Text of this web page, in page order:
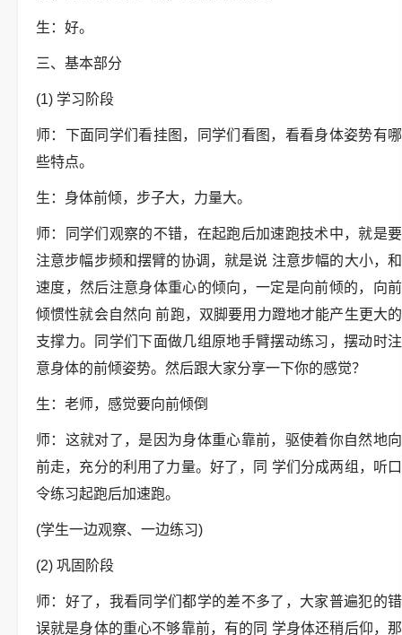
生：好。
三、基本部分
(1) 学习阶段
师：下面同学们看挂图，同学们看图，看看身体姿势有哪
些特点。
生：身体前倾，步子大，力量大。
师：同学们观察的不错，在起跑后加速跑技术中，就是要
注意步幅步频和摆臂的协调，就是说 注意步幅的大小，和
速度，然后注意身体重心的倾向，一定是向前倾的，向前
倾惯性就会自然向 前跑，双脚要用力蹬地才能产生更大的
支撑力。同学们下面做几组原地手臂摆动练习，摆动时注
意身体的前倾姿势。然后跟大家分享一下你的感觉？
生：老师，感觉要向前倾倒
师：这就对了，是因为身体重心靠前，驱使着你自然地向
前走，充分的利用了力量。好了，同 学们分成两组，听口
令练习起跑后加速跑。
(学生一边观察、一边练习)
(2) 巩固阶段
师：好了，我看同学们都学的差不多了，大家普遍犯的错
误就是身体的重心不够靠前，有的同 学身体还稍后仰，那